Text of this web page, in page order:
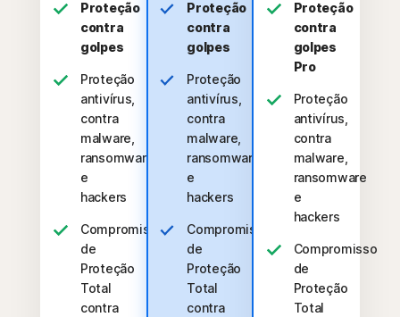
Proteção
contra
golpes
Proteção
antivírus,
contra
malware,
ransomware
e
hackers
Compromisso
de
Proteção
Total
contra
Proteção
contra
golpes
Proteção
antivírus,
contra
malware,
ransomware
e
hackers
Compromisso
de
Proteção
Total
contra
Proteção
contra
golpes
Pro
Proteção
antivírus,
contra
malware,
ransomware
e
hackers
Compromisso
de
Proteção
Total